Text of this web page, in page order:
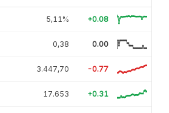
5,11% +0.08
0,38 0.00
3.447,70 -0.77
17.653 +0.31